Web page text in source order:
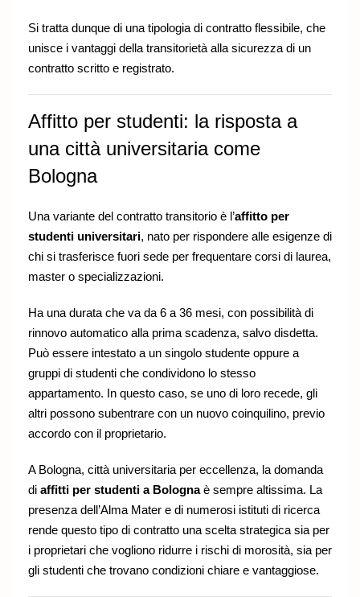
Si tratta dunque di una tipologia di contratto flessibile, che
unisce i vantaggi della transitorietà alla sicurezza di un
contratto scritto e registrato.
Affitto per studenti: la risposta a
una città universitaria come
Bologna
Una variante del contratto transitorio è l’affitto per
studenti universitari, nato per rispondere alle esigenze di
chi si trasferisce fuori sede per frequentare corsi di laurea,
master o specializzazioni.
Ha una durata che va da 6 a 36 mesi, con possibilità di
rinnovo automatico alla prima scadenza, salvo disdetta.
Può essere intestato a un singolo studente oppure a
gruppi di studenti che condividono lo stesso
appartamento. In questo caso, se uno di loro recede, gli
altri possono subentrare con un nuovo coinquilino, previo
accordo con il proprietario.
A Bologna, città universitaria per eccellenza, la domanda
di affitti per studenti a Bolognaè sempre altissima. La
presenza dell’Alma Mater e di numerosi istituti di ricerca
rende questo tipo di contratto una scelta strategica sia per
i proprietari che vogliono ridurre i rischi di morosità, sia per
gli studenti che trovano condizioni chiare e vantaggiose.